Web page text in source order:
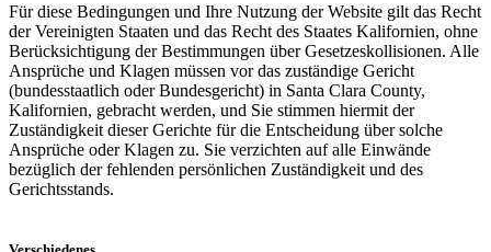
Für diese Bedingungen und Ihre Nutzung der Website gilt das Recht
der Vereinigten Staaten und das Recht des Staates Kalifornien, ohne
Berücksichtigung der Bestimmungen über Gesetzeskollisionen. Alle
Ansprüche und Klagen müssen vor das zuständige Gericht
(bundesstaatlich oder Bundesgericht) in Santa Clara County,
Kalifornien, gebracht werden, und Sie stimmen hiermit der
Zuständigkeit dieser Gerichte für die Entscheidung über solche
Ansprüche oder Klagen zu. Sie verzichten auf alle Einwände
bezüglich der fehlenden persönlichen Zuständigkeit und des
Gerichtsstands.